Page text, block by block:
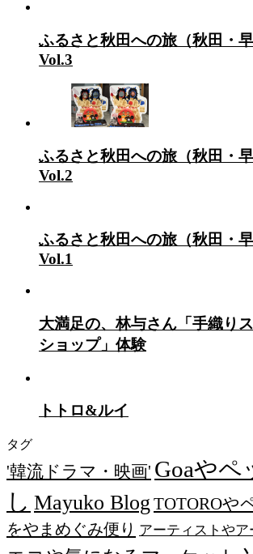
ふるさと秋田への旅（秋田・早
Vol.3
ふるさと秋田への旅（秋田・早
Vol.2
ふるさと秋田への旅（秋田・早
Vol.1
大満足の、林与さん「手織り
ショップ」体験
トトロ&ルイ
タグ
'韓流ドラマ・映画' Goaやペ
し Mayuko Blog TOTOROや
をやまめぐみ便り アーティストやア